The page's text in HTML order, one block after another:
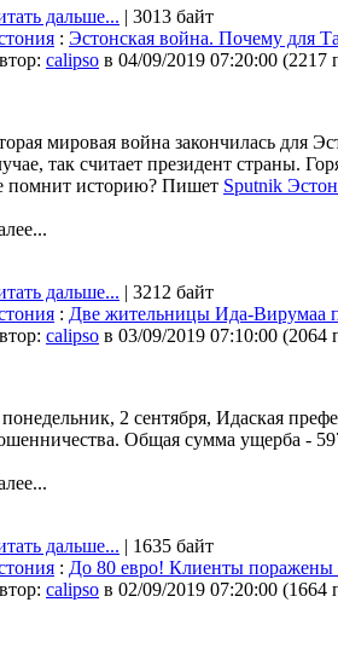
дальше... | 3013 байт
: Эстонская война. Почему для
calipso в 04/09/2019 07:20:00 (2217
мировая война закончилась для
так считает президент страны.
помнит историю? Пишет Sputnik
дальше... | 3212 байт
: Две жительницы Ида-Вирумаа
calipso в 03/09/2019 07:10:00 (2064
2 сентября, Идаская
Общая сумма ущерба -
дальше... | 1635 байт
: До 80 евро! Клиенты поражены
calipso в 02/09/2019 07:20:00 (1664